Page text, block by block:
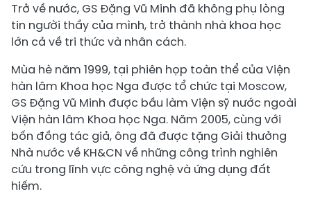
Trở về nước, GS Đặng Vũ Minh đã không phụ lòng
tin người thầy của mình, trở thành nhà khoa học
lớn cả về tri thức và nhân cách.
Mùa hè năm 1999, tại phiên họp toàn thể của Viện
hàn lâm Khoa học Nga được tổ chức tại Moscow,
GS Đặng Vũ Minh được bầu làm Viện sỹ nước ngoài
Viện hàn lâm Khoa học Nga. Năm 2005, cùng với
bốn đồng tác giả, ông đã được tặng Giải thưởng
Nhà nước về KH&CN về những công trình nghiên
cứu trong lĩnh vực công nghệ và ứng dụng đất
hiếm.